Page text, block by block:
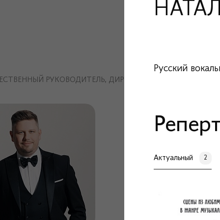
РУКОВОДИТЕЛЬ, ДИРИЖЁР И ПИАНИСТ
Русский
Актуальный 2